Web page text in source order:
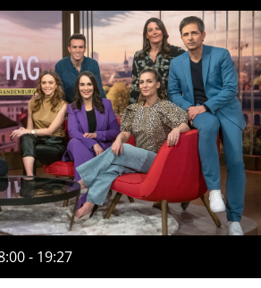
- 19:27